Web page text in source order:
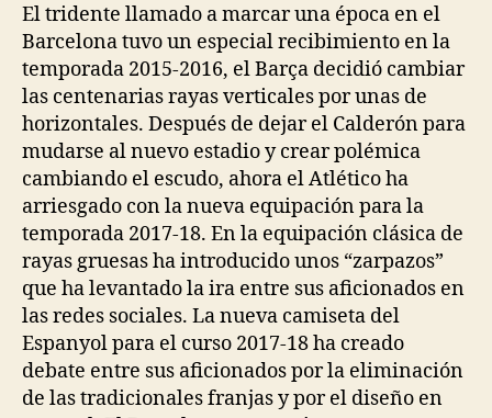
El tridente llamado a marcar una época en el
Barcelona tuvo un especial recibimiento en la
temporada 2015-2016, el Barça decidió cambiar
las centenarias rayas verticales por unas de
horizontales. Después de dejar el Calderón para
mudarse al nuevo estadio y crear polémica
cambiando el escudo, ahora el Atlético ha
arriesgado con la nueva equipación para la
temporada 2017-18. En la equipación clásica de
rayas gruesas ha introducido unos “zarpazos”
que ha levantado la ira entre sus aficionados en
las redes sociales. La nueva camiseta del
Espanyol para el curso 2017-18 ha creado
debate entre sus aficionados por la eliminación
de las tradicionales franjas y por el diseño en